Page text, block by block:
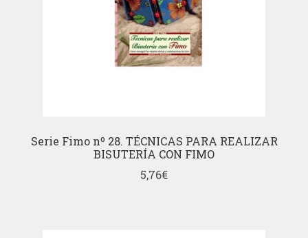
Serie Fimo nº 28. TÉCNICAS PARA REALIZAR
BISUTERÍA CON FIMO
5,76€